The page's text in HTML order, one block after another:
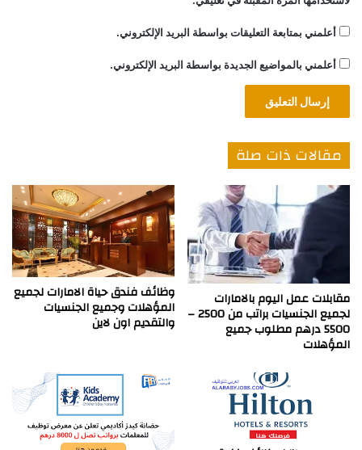
أعلمني بمتابعة التعليقات بواسطة البريد الإلكتروني.
أعلمني بالمواضيع الجديدة بواسطة البريد الإلكتروني.
مقالات ذات صلة
مقابلات عمل اليوم بالامارات
لجميع الجنسيات براتب من 2500 –
5500 درهم مطلوب جميع
المؤهلات
وظائف فندق حياة الامارات لجميع
المؤهلات وجميع الجنسيات
والتقديم اون لاين